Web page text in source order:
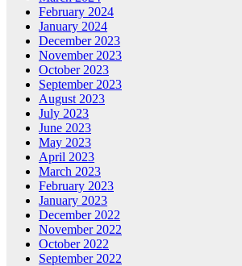
February 2024
January 2024
December 2023
November 2023
October 2023
September 2023
August 2023
July 2023
June 2023
May 2023
April 2023
March 2023
February 2023
January 2023
December 2022
November 2022
October 2022
September 2022